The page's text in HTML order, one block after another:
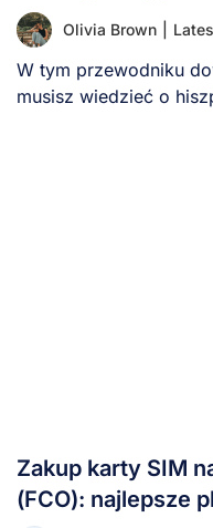
Olivia Brown
W tym przewodniku
musisz wiedzieć o
Zakup karty SIM
(FCO): najlepsze